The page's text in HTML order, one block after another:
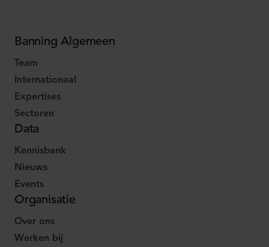
Banning Algemeen
Team
Internationaal
Expertises
Sectoren
Data
Kennisbank
Nieuws
Events
Organisatie
Over ons
Werken bij